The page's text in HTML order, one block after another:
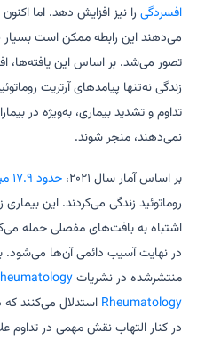
افسردگی را نیز افزایش دهد. اما
می‌دهند این رابطه ممکن است بسیار
تصور می‌شد. بر اساس این یافته‌ها،
زندگی نه‌تنها پیامدهای آرتریت
تداوم و تشدید بیماری، به‌ویژه در
نمی‌دهند، منجر شوند.
بر اساس آمار سال ۲۰۲۱، حدود ۱۷.۹ میلیون نفر در سراسر جهان
روماتوئید زندگی می‌کردند. این
اشتباه به بافت‌های مفصلی حمله
در نهایت آسیب دائمی آن‌ها می‌شود.
منتشرشده در نشریات
Rheumatology استدلال می‌کنند که
در کنار التهاب نقش مهمی در تداوم